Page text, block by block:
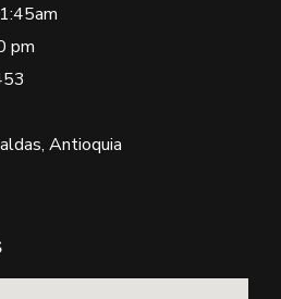
pm
Antioquia